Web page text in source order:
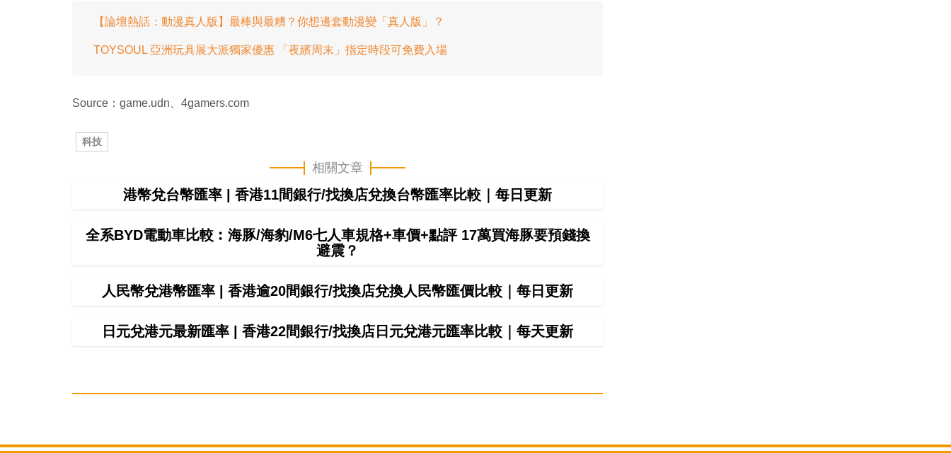
【論壇熱話：動漫真人版】最棒與最糟？你想邊套動漫變「真人版」？
TOYSOUL 亞洲玩具展大派獨家優惠 「夜繽周末」指定時段可免費入場
Source：game.udn、4gamers.com
科技
相關文章
港幣兌台幣匯率 | 香港11間銀行/找換店兌換台幣匯率比較｜每日更新
全系BYD電動車比較︰海豚/海豹/M6七人車規格+車價+點評 17萬買海豚要預錢換
避震？
人民幣兌港幣匯率 | 香港逾20間銀行/找換店兌換人民幣匯價比較｜每日更新
日元兌港元最新匯率 | 香港22間銀行/找換店日元兌港元匯率比較｜每天更新